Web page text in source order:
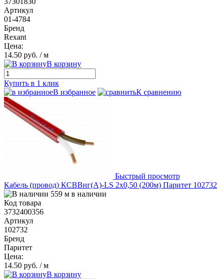
Артикул
01-4784
Бренд
Rexant
Цена:
14.50 руб. / м
В корзину
Купить в 1 клик
В избранное
К сравнению
Быстрый просмотр
Кабель (провод) КСВВнг(А)-LS 2х0,50 (200м) Паритет 102732
559 м в наличии
Код товара
3732400356
Артикул
102732
Бренд
Паритет
Цена:
14.50 руб. / м
В корзину